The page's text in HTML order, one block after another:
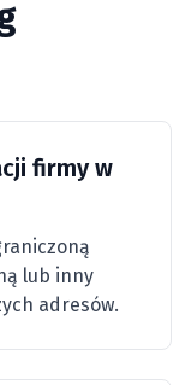
firmy w
lub inny
adresów.